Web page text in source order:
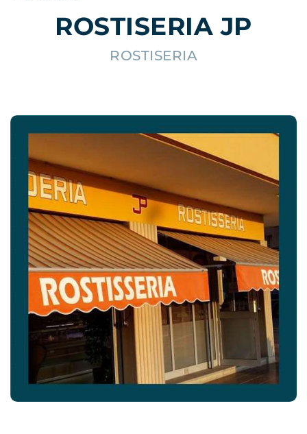
ROSTISERIA JP
ROSTISERIA